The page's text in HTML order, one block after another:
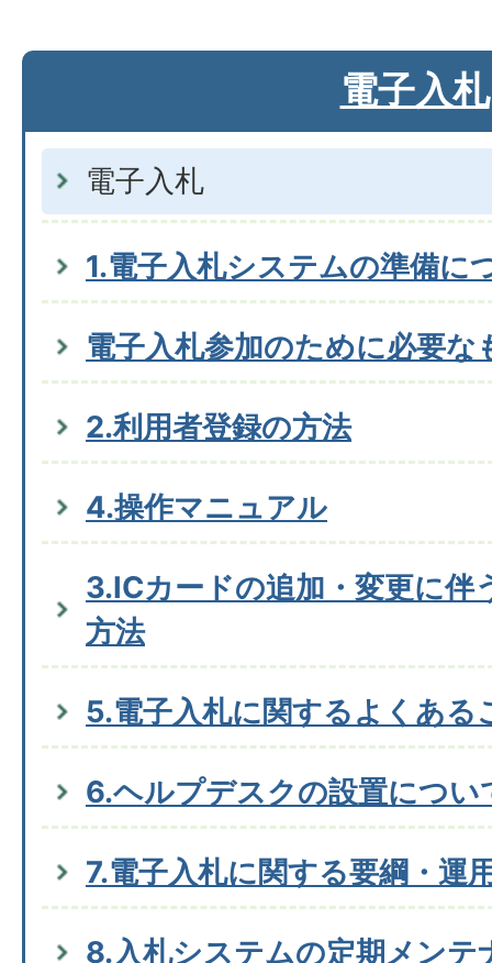
電子入札
電子入札
1.電子入札システムの準備に
電子入札参加のために必要な
2.利用者登録の方法
4.操作マニュアル
3.ICカードの追加・変更に伴
方法
5.電子入札に関するよくある
6.ヘルプデスクの設置につい
7.電子入札に関する要綱・運
8.入札システムの定期メンテ